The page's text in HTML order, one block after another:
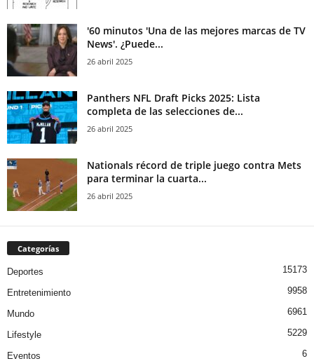
'60 minutos 'Una de las mejores marcas de TV
News'. ¿Puede...
26 abril 2025
Panthers NFL Draft Picks 2025: Lista
completa de las selecciones de...
26 abril 2025
Nationals récord de triple juego contra Mets
para terminar la cuarta...
26 abril 2025
Categorías
Deportes 15173
Entretenimiento 9958
Mundo 6961
Lifestyle 5229
Eventos 6